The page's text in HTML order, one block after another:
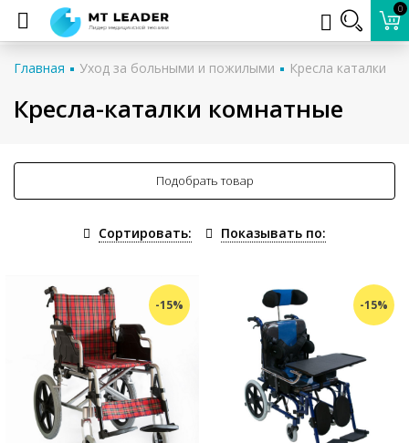
0
Главная Уход за больными и пожилыми Кресла каталки
Кресла-каталки комнатные
Подобрать товар
Сортировать: Показывать по:
-15% -15%